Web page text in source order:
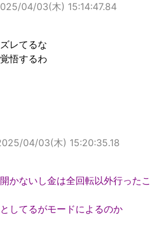
04/03(木) 15:14:47.84
レてるな
悟するわ
04/03(木) 15:20:35.18
かないし金は全回転以外行ったこ
してるがモードによるのか